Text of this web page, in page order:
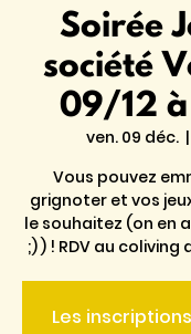
Soirée
société
09/12
ven. 09 déc.
  |
Vous pouvez
grignoter et vos
le souhaitez (on en
;) ) ! RDV au coliving
Les